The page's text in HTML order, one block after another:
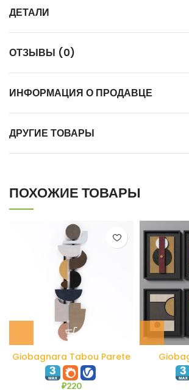
ДЕТАЛИ
ОТЗЫВЫ (0)
ИНФОРМАЦИЯ О ПРОДАВЦЕ
ДРУГИЕ ТОВАРЫ
ПОХОЖИЕ ТОВАРЫ
Giobagnara Tabou Parete
#5
₽220